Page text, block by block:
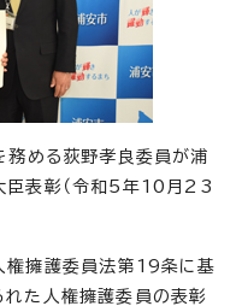
務める荻野孝良委員が浦
臣表彰（令和5年10月23
権擁護委員法第19条に基
れた人権擁護委員の表彰